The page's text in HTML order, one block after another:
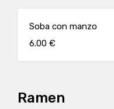
Soba con manzo
6.00 €
Ramen